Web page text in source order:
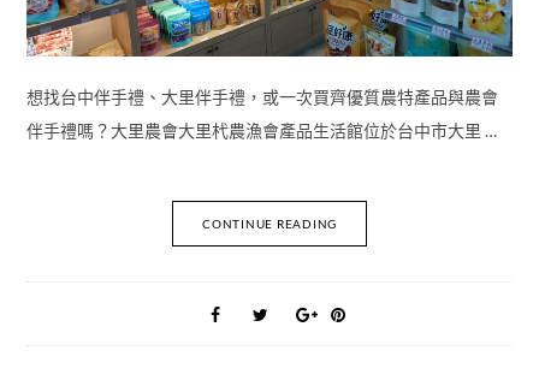
想找台中伴手禮、大里伴手禮，或一次買齊優質農特產品與農會
伴手禮嗎？大里農會大里杙農漁會產品生活館位於台中市大里 …
CONTINUE READING